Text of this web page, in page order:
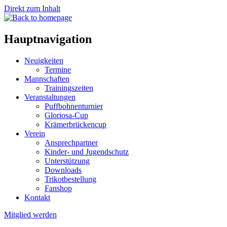
Direkt zum Inhalt
Hauptnavigation
Neuigkeiten
Termine
Mannschaften
Trainingszeiten
Veranstaltungen
Puffbohnenturnier
Gloriosa-Cup
Krämerbrückencup
Verein
Ansprechpartner
Kinder- und Jugendschutz
Unterstützung
Downloads
Trikotbestellung
Fanshop
Kontakt
Mitglied werden